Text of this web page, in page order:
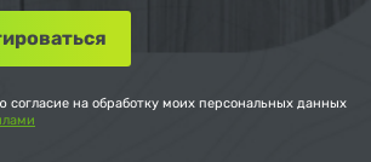
согласие на обработку моих персональных данных